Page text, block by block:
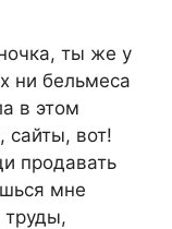
ты же у
ни бельмеса
в этом
сайты, вот!
продавать
мне
труды,